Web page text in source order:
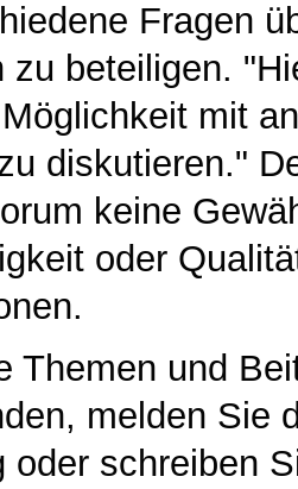
Fragen
zu beteiligen.
mit
diskutieren."
keine
oder
Themen und
melden Sie
oder schreiben